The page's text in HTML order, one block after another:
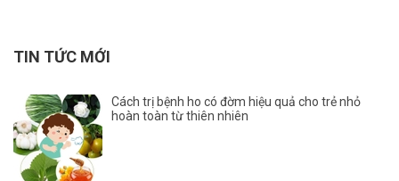
TIN TỨC MỚI
Cách trị bệnh ho có đờm hiệu quả cho trẻ nhỏ
hoàn toàn từ thiên nhiên